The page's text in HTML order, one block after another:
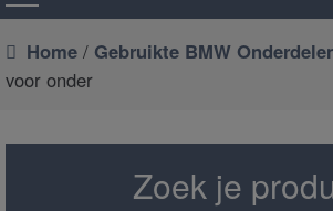
Home / Gebruikte BMW
voor onder
Zoek je